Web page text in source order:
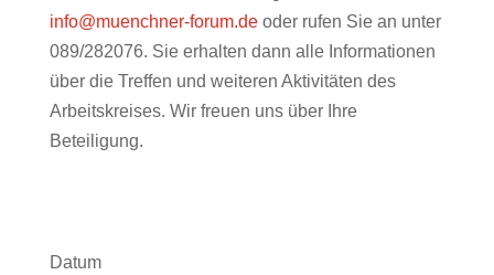
info@muenchner-forum.deoder rufen Sie an unter
089/282076. Sie erhalten dann alle Informationen
über die Treffen und weiteren Aktivitäten des
Arbeitskreises. Wir freuen uns über Ihre
Beteiligung.
Datum